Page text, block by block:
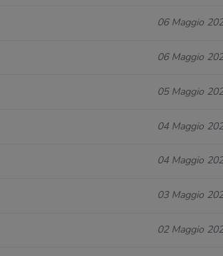
06 Maggio
06 Maggio
05 Maggio
04 Maggio
04 Maggio
03 Maggio
02 Maggio